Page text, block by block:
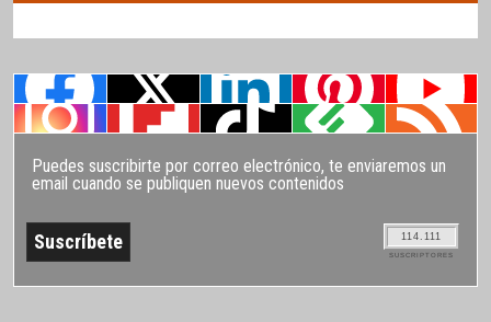
Puedes suscribirte por correo electrónico, te enviaremos un
email cuando se publiquen nuevos contenidos
114.111
SUSCRIPTORES